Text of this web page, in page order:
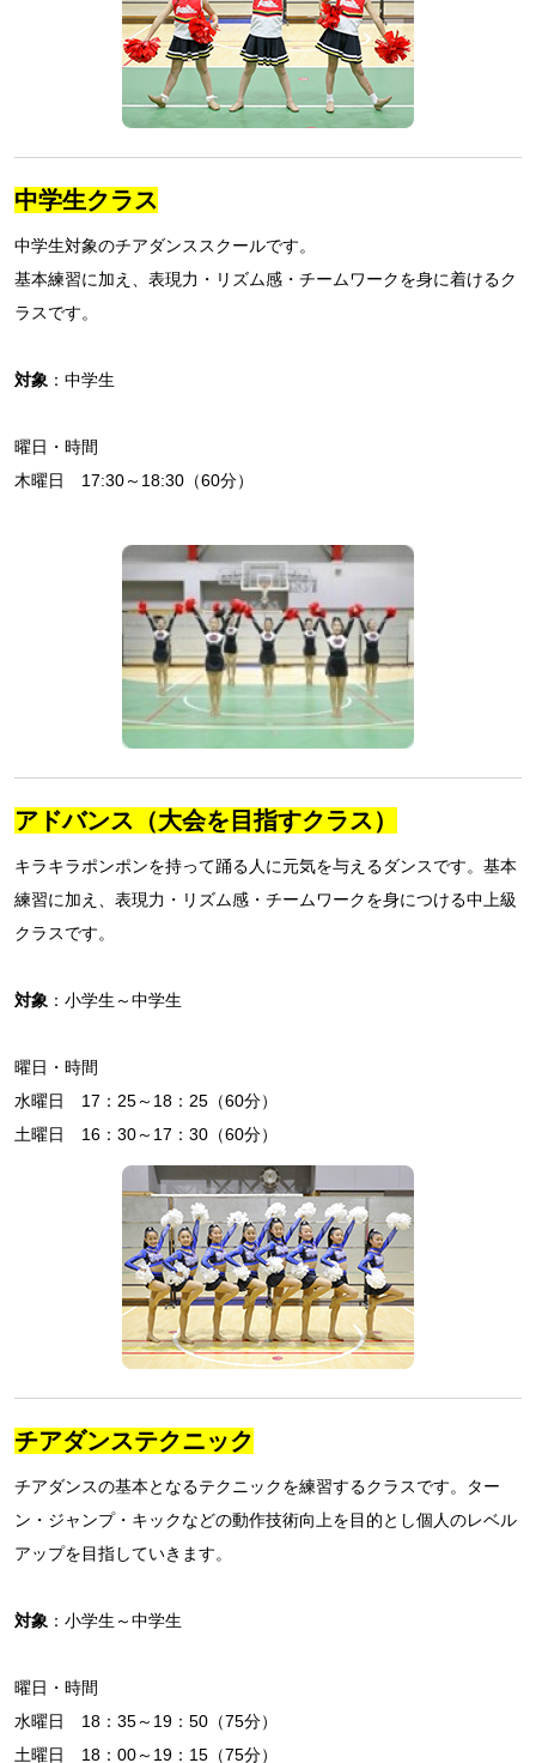
中学生クラス
中学生対象のチアダンススクールです。
基本練習に加え、表現力・リズム感・チームワークを身に着けるク
ラスです。
対象 ：中学生
曜日・時間
木曜日 17:30～18:30（60分）
アドバンス（大会を目指すクラス）
キラキラポンポンを持って踊る人に元気を与えるダンスです。基本
練習に加え、表現力・リズム感・チームワークを身につける中上級
クラスです。
対象 ：小学生～中学生
曜日・時間
水曜日 17：25～18：25（60分）
土曜日 16：30～17：30（60分）
チアダンステクニック
チアダンスの基本となるテクニックを練習するクラスです。ター
ン・ジャンプ・キックなどの動作技術向上を目的とし個人のレベル
アップを目指していきます。
対象 ：小学生～中学生
曜日・時間
水曜日 18：35～19：50（75分）
土曜日 18：00～19：15（75分）